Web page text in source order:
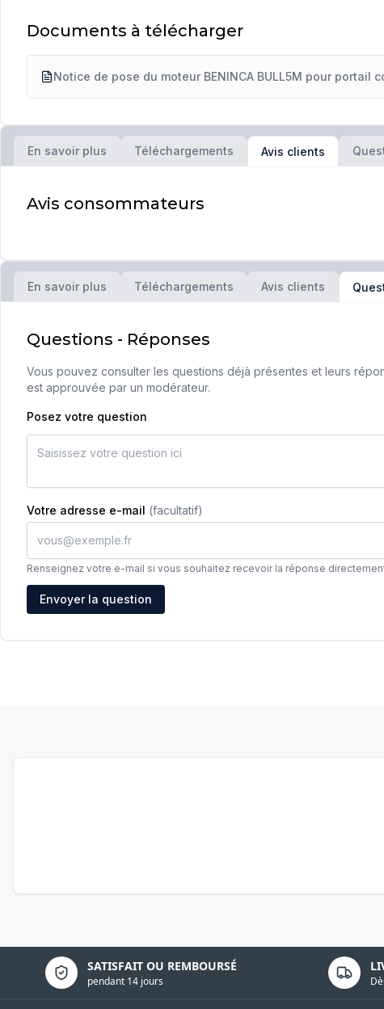
Documents à télécharger
Notice de pose du moteur BENINCA BULL5M pour portail
En savoir plus Téléchargements Avis clients
Avis consommateurs
En savoir plus Téléchargements Avis clients
Questions - Réponses
Vous pouvez consulter les questions déjà présentes et leurs
est approuvée par un modérateur.
Posez votre question
Votre adresse e-mail (facultatif)
Renseignez votre e-mail si vous souhaitez recevoir la réponse
Adresse e-mail
Envoyer la question
SATISFAIT OU REMBOURSÉ
pendant 14 jours
Politique de confidentialité